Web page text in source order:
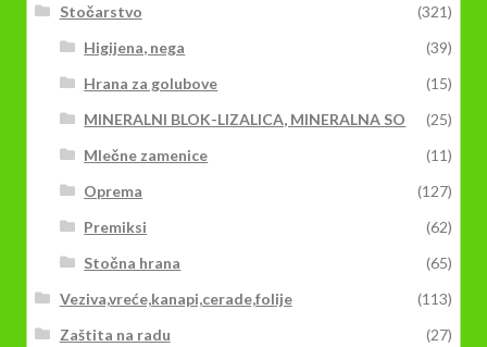
Stočarstvo
(321)
Higijena, nega
(39)
Hrana za golubove
(15)
MINERALNI BLOK-LIZALICA, MINERALNA SO
(25)
Mlečne zamenice
(11)
Oprema
(127)
Premiksi
(62)
Stočna hrana
(65)
Veziva,vreće,kanapi,cerade,folije
(113)
Zaštita na radu
(27)